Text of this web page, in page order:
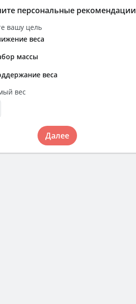
персональные рекомендации
вашу цель
веса
массы
веса
вес
Далее